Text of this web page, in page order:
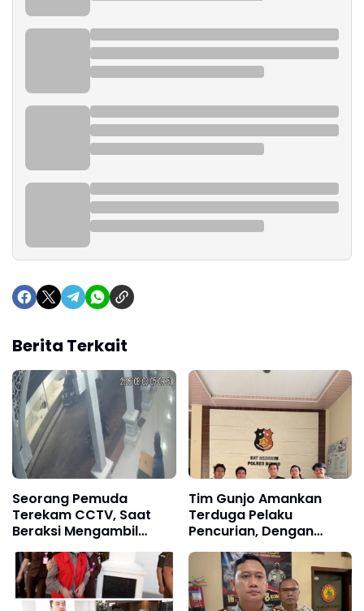
Berita Terkait
Seorang Pemuda
Terekam CCTV, Saat
Beraksi Mengambil
Kotak Amal di Masjid Al
Hidayah
Tim Gunjo Amankan
Terduga Pelaku
Pencurian, Dengan
Modus "Informasi
Bohong ke Korban"